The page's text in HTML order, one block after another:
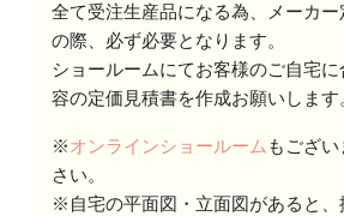
全て受注生産品になる為、メーカ
の際、必ず必要となります。
ショールームにてお客様のご自宅
容の定価見積書を作成お願いします
※オンラインショールーム もござ
さい。
※自宅の平面図・立面図があると、